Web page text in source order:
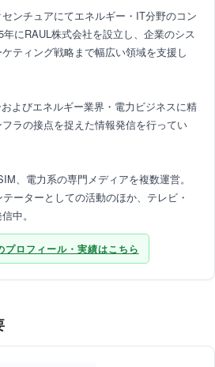
ンチュアにてエネルギー・IT分野のコン
にRAUL株式会社を設立し、企業のシス
ティング戦略まで幅広い領域を支援し
よびエネルギー業界・電力ビジネスに精
ラの接点を捉えた情報発信を行ってい
、電力系の専門メディアを複数運営。
ーターとしての活動のほか、テレビ・
中。
プロフィール・実績はこちら